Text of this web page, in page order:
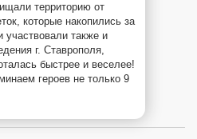
территорию от
которые накопились за
также и
г. Ставрополя,
быстрее и веселее!
героев не только 9